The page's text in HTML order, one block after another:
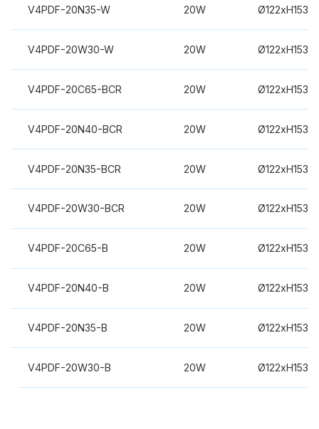
V4PDF-20N35-W 20W
V4PDF-20W30-W 20W
V4PDF-20C65-BCR 20W
V4PDF-20N40-BCR 20W
V4PDF-20N35-BCR 20W
V4PDF-20W30-BCR 20W
V4PDF-20C65-B 20W
V4PDF-20N40-B 20W
V4PDF-20N35-B 20W
V4PDF-20W30-B 20W